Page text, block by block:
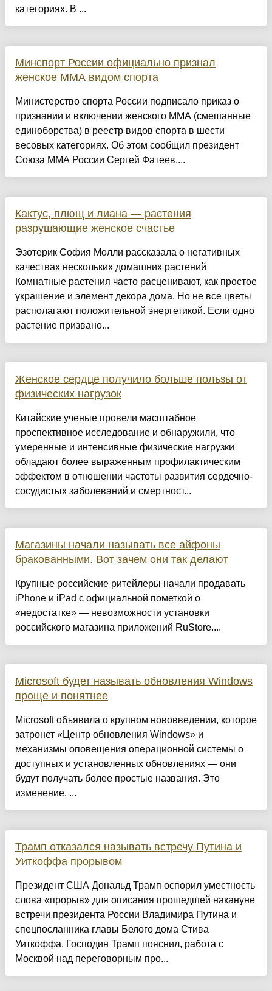
категориях. В ...
Минспорт России официально признал
женское ММА видом спорта
Министерство спорта России подписало приказ о
признании и включении женского ММА (смешанные
единоборства) в реестр видов спорта в шести
весовых категориях. Об этом сообщил президент
Союза ММА России Сергей Фатеев....
Кактус, плющ и лиана — растения
разрушающие женское счастье
Эзотерик София Молли рассказала о негативных
качествах нескольких домашних растений
Комнатные растения часто расценивают, как простое
украшение и элемент декора дома. Но не все цветы
располагают положительной энергетикой. Если одно
растение призвано...
Женское сердце получило больше пользы от
физических нагрузок
Китайские ученые провели масштабное
проспективное исследование и обнаружили, что
умеренные и интенсивные физические нагрузки
обладают более выраженным профилактическим
эффектом в отношении частоты развития сердечно-
сосудистых заболеваний и смертност...
Магазины начали называть все айфоны
бракованными. Вот зачем они так делают
Крупные российские ритейлеры начали продавать
iPhone и iPad с официальной пометкой о
«недостатке» — невозможности установки
российского магазина приложений RuStore....
Microsoft будет называть обновления Windows
проще и понятнее
Microsoft объявила о крупном нововведении, которое
затронет «Центр обновления Windows» и
механизмы оповещения операционной системы о
доступных и установленных обновлениях — они
будут получать более простые названия. Это
изменение, ...
Трамп отказался называть встречу Путина и
Уиткоффа прорывом
Президент США Дональд Трамп оспорил уместность
слова «прорыв» для описания прошедшей накануне
встречи президента России Владимира Путина и
спецпосланника главы Белого дома Стива
Уиткоффа. Господин Трамп пояснил, работа с
Москвой над переговорным про...